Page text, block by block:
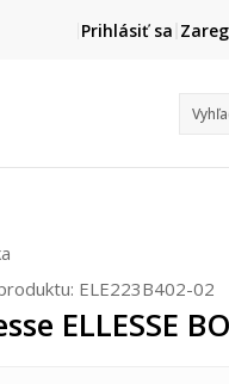
pri objednaní
Prihlásiť sa
ELE223B402-02
ELLESSE